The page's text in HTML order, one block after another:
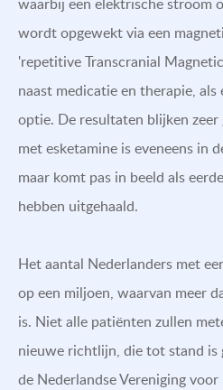
wordt opgewekt via een
'repetitive Transcranial
naast medicatie en therapie,
optie. De resultaten blijken
met esketamine is eveneens in
maar komt pas in beeld als
hebben uitgehaald.
Het aantal Nederlanders met
op een miljoen, waarvan meer
is. Niet alle patiënten zullen
nieuwe richtlijn, die tot stand is
de Nederlandse Vereniging